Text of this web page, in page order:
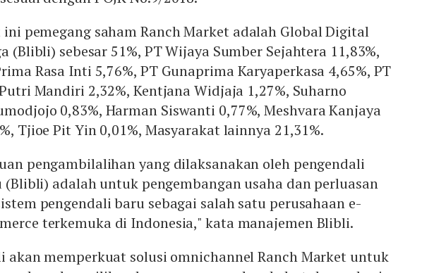
ini pemegang saham Ranch Market adalah Global Digital
(Blibli) sebesar 51%, PT Wijaya Sumber Sejahtera 11,83%,
Rasa Inti 5,76%, PT Gunaprima Karyaperkasa 4,65%, PT
Mandiri 2,32%, Kentjana Widjaja 1,27%, Suharno
0,83%, Harman Siswanti 0,77%, Meshvara Kanjaya
Tjioe Pit Yin 0,01%, Masyarakat lainnya 21,31%.
pengambilalihan yang dilaksanakan oleh pengendali
(Blibli) adalah untuk pengembangan usaha dan perluasan
pengendali baru sebagai salah satu perusahaan e-
terkemuka di Indonesia," kata manajemen Blibli.
akan memperkuat solusi omnichannel Ranch Market untuk